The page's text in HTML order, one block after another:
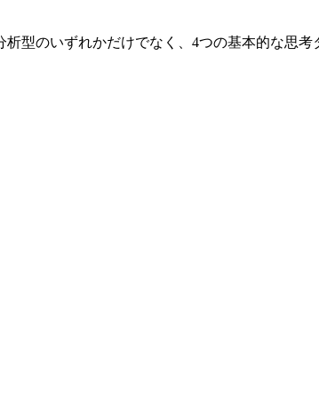
型のいずれかだけでなく、4つの基本的な思